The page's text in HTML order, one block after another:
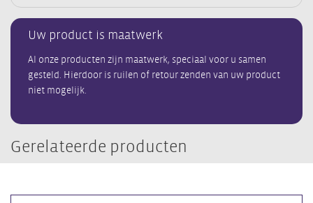
Uw product is maatwerk
Al onze producten zijn maatwerk, speciaal voor u samen
gesteld. Hierdoor is ruilen of retour zenden van uw product
niet mogelijk.
Gerelateerde producten